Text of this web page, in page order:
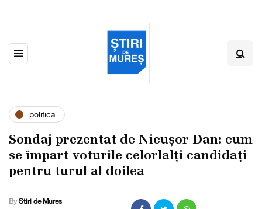
politica
Sondaj prezentat de Nicușor Dan: cum
se împart voturile celorlalți candidați
pentru turul al doilea
By Stiri de Mures